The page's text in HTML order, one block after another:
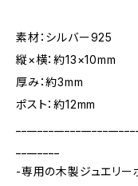
素材：シルバー925
縦×横：約13×10mm
厚み：約3mm
ポスト：約12mm
-専用の木製ジュエリー